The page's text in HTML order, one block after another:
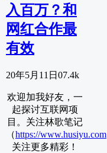
入百万？和
网红合作最
有效
20年5月11日 07.4k
欢迎加我好友，一
起探讨互联网项
目。关注林歌笔记
（https://www.husiyu.com
关注更多精彩！